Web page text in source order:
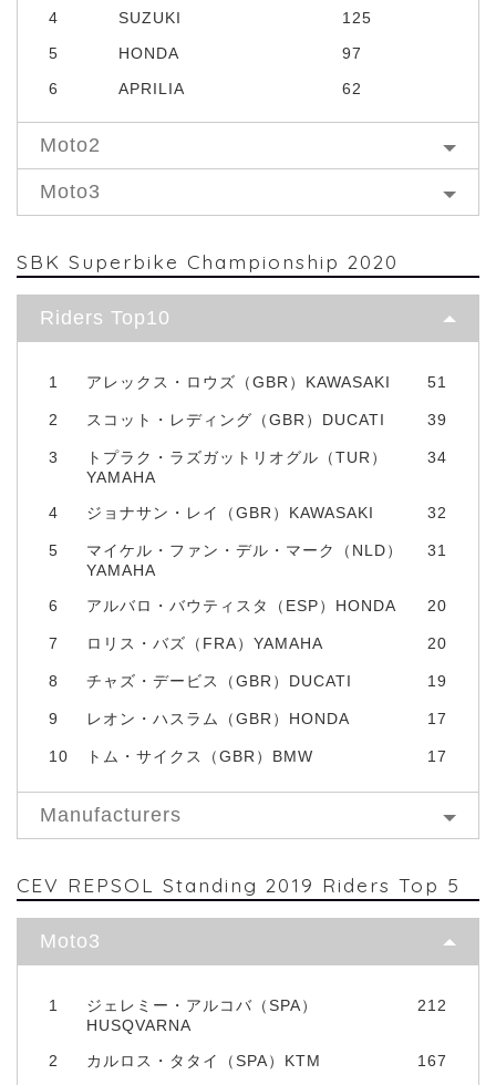
4
SUZUKI
125
5
HONDA
97
6
APRILIA 62
Moto2
Moto3
SBK Superbike Championship 2020
Riders Top10
1 アレックス・ロウズ（GBR）KAWASAKI 51
2 スコット・レディング（GBR）DUCATI 39
3
トプラク・ラズガットリオグル（TUR）
YAMAHA
34
4 ジョナサン・レイ（GBR）KAWASAKI 32
5
マイケル・ファン・デル・マーク（NLD）
YAMAHA
31
6 アルバロ・バウティスタ（ESP）HONDA 20
7 ロリス・バズ（FRA）YAMAHA 20
8 チャズ・デービス（GBR）DUCATI 19
9 レオン・ハスラム（GBR）HONDA 17
10 トム・サイクス（GBR）BMW 17
Manufacturers
CEV REPSOL Standing 2019 Riders Top 5
Moto3
1
ジェレミー・アルコバ（SPA）
HUSQVARNA
212
2 カルロス・タタイ（SPA）KTM 167